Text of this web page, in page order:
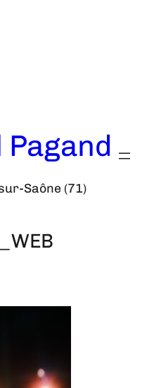
Pagand
Saône (71)